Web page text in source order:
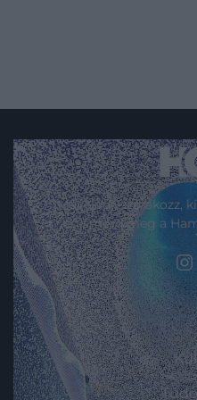
Művelődj, szórakozz,
és ismerd meg a